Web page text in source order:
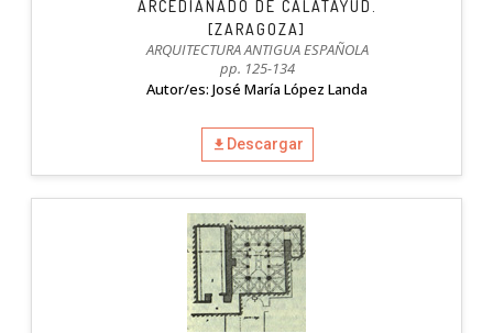
ARCEDIANADO DE CALATAYUD.
[ZARAGOZA]
ARQUITECTURA ANTIGUA ESPAÑOLA
pp. 125-134
Autor/es: José María López Landa
Descargar